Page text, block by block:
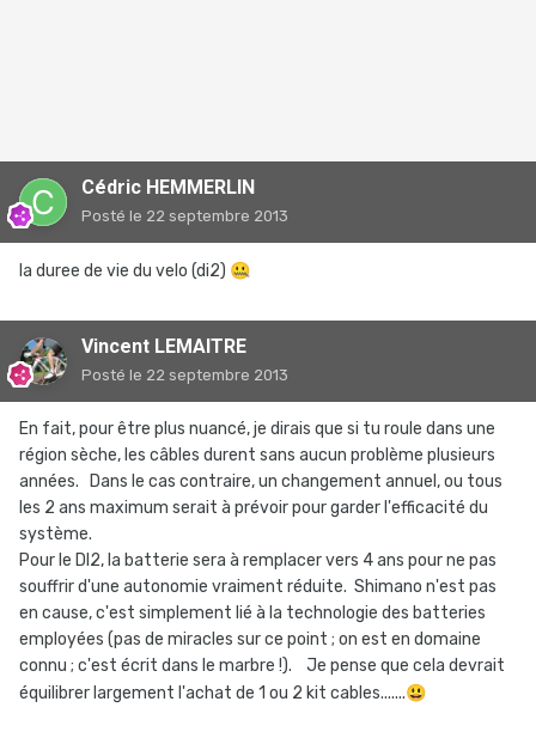
Cédric HEMMERLIN
Posté le 22 septembre 2013
la duree de vie du velo (di2) 🤐
Vincent LEMAITRE
Posté le 22 septembre 2013
En fait, pour être plus nuancé, je dirais que si tu roule dans une
région sèche, les câbles durent sans aucun problème plusieurs
années. Dans le cas contraire, un changement annuel, ou tous
les 2 ans maximum serait à prévoir pour garder l'efficacité du
système.
Pour le DI2, la batterie sera à remplacer vers 4 ans pour ne pas
souffrir d'une autonomie vraiment réduite. Shimano n'est pas
en cause, c'est simplement lié à la technologie des batteries
employées (pas de miracles sur ce point ; on est en domaine
connu ; c'est écrit dans le marbre !). Je pense que cela devrait
équilibrer largement l'achat de 1 ou 2 kit cables.......😃